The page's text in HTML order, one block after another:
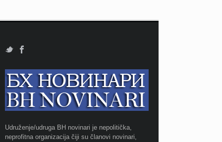
Udruženje/udruga BH novinari je nepolitička,
neprofitna organizacija čiji su članovi novinari,